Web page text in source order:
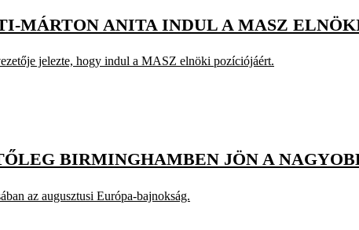
MÁRTON ANITA INDUL A MASZ
jelezte, hogy indul a MASZ elnöki pozíciójáért.
BIRMINGHAMBEN JÖN A
az augusztusi Európa-bajnokság.